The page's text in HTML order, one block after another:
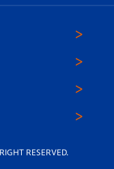
RESERVED.